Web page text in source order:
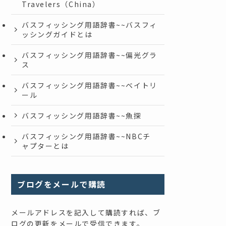
Travelers（China）
バスフィッシング用語辞書~~バスフィ
ッシングガイドとは
バスフィッシング用語辞書~~偏光グラ
ス
バスフィッシング用語辞書~~ベイトリ
ール
バスフィッシング用語辞書~~魚探
バスフィッシング用語辞書~~NBCチ
ャプターとは
ブログをメールで購読
メールアドレスを記入して購読すれば、ブ
ログの更新をメールで受信できます。